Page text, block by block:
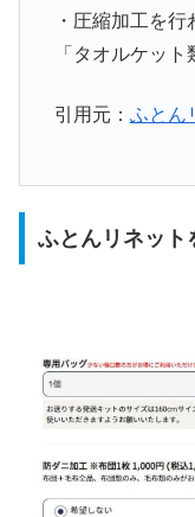
・圧縮加工を行
「タオルケット
引用元： ふとん
ふとんリネット